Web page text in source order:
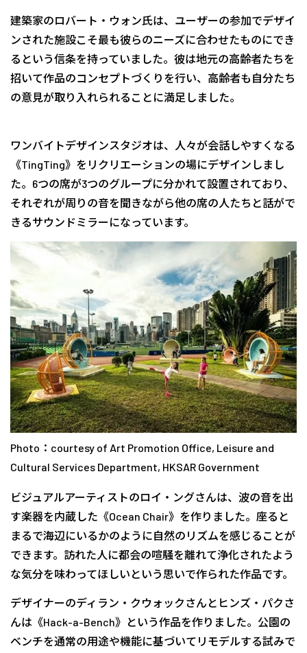
建築家のロバート・ウォン氏は、ユーザーの参加でデザイ
ンされた施設こそ最も彼らのニーズに合わせたものにでき
るという信条を持っていました。彼は地元の高齢者たちを
招いて作品のコンセプトづくりを行い、高齢者も自分たち
の意見が取り入れられることに満足しました。
ワンバイトデザインスタジオは、人々が会話しやすくなる
《TingTing》をリクリエーションの場にデザインしまし
た。6つの席が3つのグループに分かれて設置されており、
それぞれが周りの音を聞きながら他の席の人たちと話がで
きるサウンドミラーになっています。
Photo：courtesy of Art Promotion Office, Leisure and
Cultural Services Department, HKSAR Government
ビジュアルアーティストのロイ・ングさんは、波の音を出
す楽器を内蔵した《Ocean Chair》を作りました。座ると
まるで海辺にいるかのように自然のリズムを感じることが
できます。訪れた人に都会の喧騒を離れて浄化されたよう
な気分を味わってほしいという思いで作られた作品です。
デザイナーのディラン・クウォックさんとヒンズ・パクさ
んは《Hack-a-Bench》という作品を作りました。公園の
ベンチを通常の用途や機能に基づいてリモデルする試みで